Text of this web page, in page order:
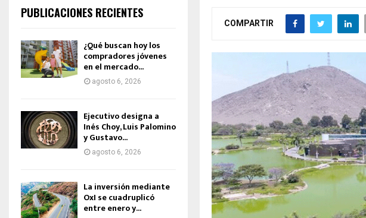
COMPARTIR
PUBLICACIONES RECIENTES
¿Qué buscan hoy los
compradores jóvenes
en el mercado...
agosto 6, 2026
Ejecutivo designa a
Inés Choy, Luis Palomino
y Gustavo...
agosto 6, 2026
La inversión mediante
OxI se cuadruplicó
entre enero y...